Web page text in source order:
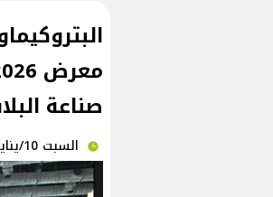
صناعة
السبت 10/يناير/2026 - 10:53 م